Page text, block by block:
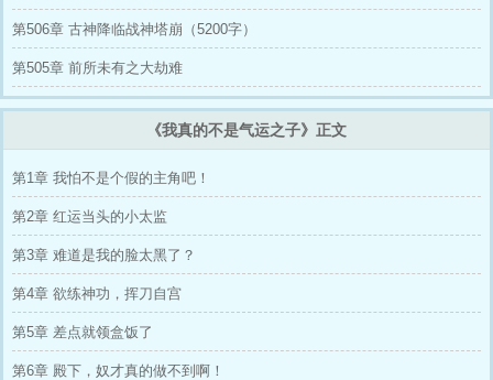
第506章 古神降临战神塔崩（5200字）
第505章 前所未有之大劫难
《我真的不是气运之子》正文
第1章 我怕不是个假的主角吧！
第2章 红运当头的小太监
第3章 难道是我的脸太黑了？
第4章 欲练神功，挥刀自宫
第5章 差点就领盒饭了
第6章 殿下，奴才真的做不到啊！